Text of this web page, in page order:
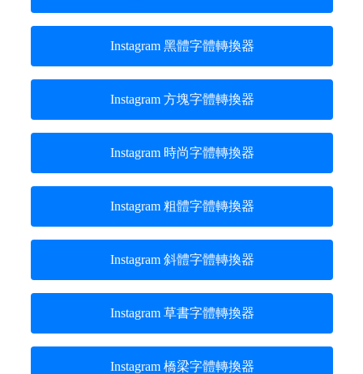
Instagram 黑體字體轉換器
Instagram 方塊字體轉換器
Instagram 時尚字體轉換器
Instagram 粗體字體轉換器
Instagram 斜體字體轉換器
Instagram 草書字體轉換器
Instagram 橋梁字體轉換器